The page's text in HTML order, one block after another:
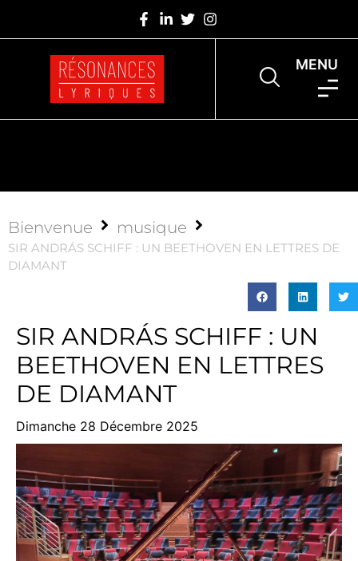
MENU
Bienvenue musique
SIR ANDRÁS SCHIFF : UN BEETHOVEN EN LETTRES DE
DIAMANT
SIR ANDRÁS SCHIFF : UN
BEETHOVEN EN LETTRES
DE DIAMANT
Dimanche 28 Décembre 2025